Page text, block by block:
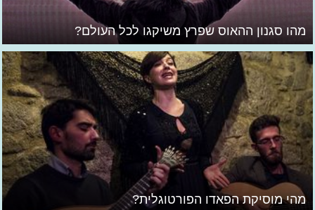
מהו סגנון ההאוס שפרץ משיקגו לכל העולם?
מהי מוסיקת הפאדו הפורטוגלית?